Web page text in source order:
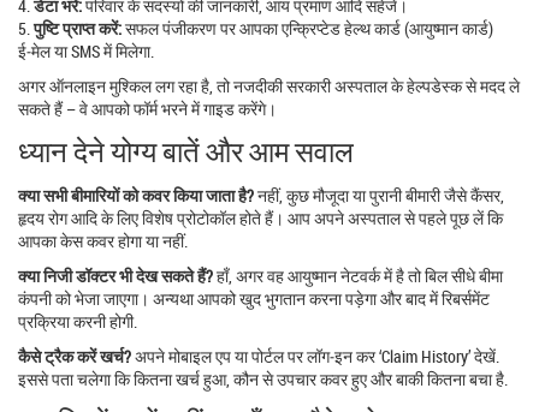
4.डेटा भरें:परिवार के सदस्यों की जानकारी, आय प्रमाण आदि सहेजें।
5.पुष्टि प्राप्त करें:सफल पंजीकरण पर आपका एन्क्रिप्टेड हेल्थ कार्ड (आयुष्मान कार्ड)
ई‑मेल या SMS में मिलेगा.
अगर ऑनलाइन मुश्किल लग रहा है, तो नजदीकी सरकारी अस्पताल के हेल्पडेस्क से मदद ले
सकते हैं – वे आपको फॉर्म भरने में गाइड करेंगे।
ध्यान देने योग्य बातें और आम सवाल
क्या सभी बीमारियों को कवर किया जाता है?नहीं, कुछ मौजूदा या पुरानी बीमारी जैसे कैंसर,
हृदय रोग आदि के लिए विशेष प्रोटोकॉल होते हैं। आप अपने अस्पताल से पहले पूछ लें कि
आपका केस कवर होगा या नहीं.
क्या निजी डॉक्टर भी देख सकते हैं?हाँ, अगर वह आयुष्मान नेटवर्क में है तो बिल सीधे बीमा
कंपनी को भेजा जाएगा। अन्यथा आपको खुद भुगतान करना पड़ेगा और बाद में रिबर्समेंट
प्रक्रिया करनी होगी.
कैसे ट्रैक करें खर्च?अपने मोबाइल एप या पोर्टल पर लॉग‑इन कर ‘Claim History’ देखें.
इससे पता चलेगा कि कितना खर्च हुआ, कौन से उपचार कवर हुए और बाकी कितना बचा है.